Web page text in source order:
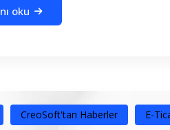
oku
CreoSoft'tan Haberler E-